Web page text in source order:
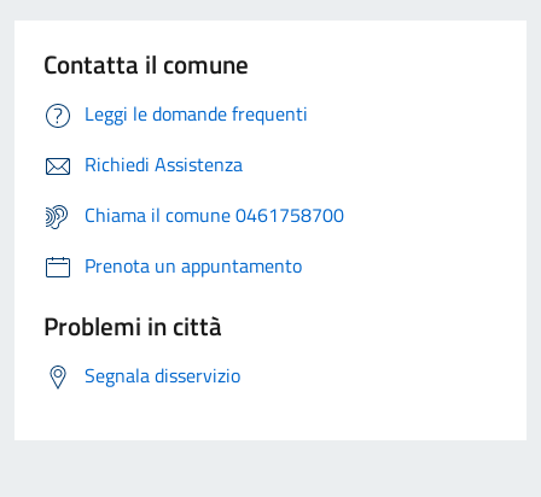
Contatta il comune
Leggi le domande frequenti
Richiedi Assistenza
Chiama il comune 0461758700
Prenota un appuntamento
Problemi in città
Segnala disservizio